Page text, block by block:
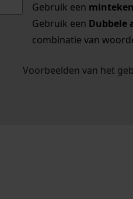
Gebruik een
Gebruik een Dubbele
combinatie van
Voorbeelden van het